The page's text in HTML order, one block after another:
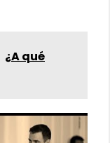
¿A qué